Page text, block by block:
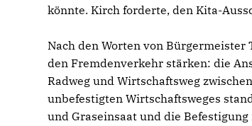
könnte. Kirch forderte, den Kita-
Nach den Worten von Bürgermeister
den Fremdenverkehr stärken: die
Radweg und Wirtschaftsweg
unbefestigten Wirtschaftsweges
und Graseinsaat und die